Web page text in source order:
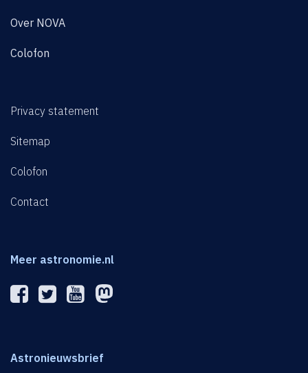
Over NOVA
Colofon
Privacy statement
Sitemap
Colofon
Contact
Meer astronomie.nl
Astronieuwsbrief